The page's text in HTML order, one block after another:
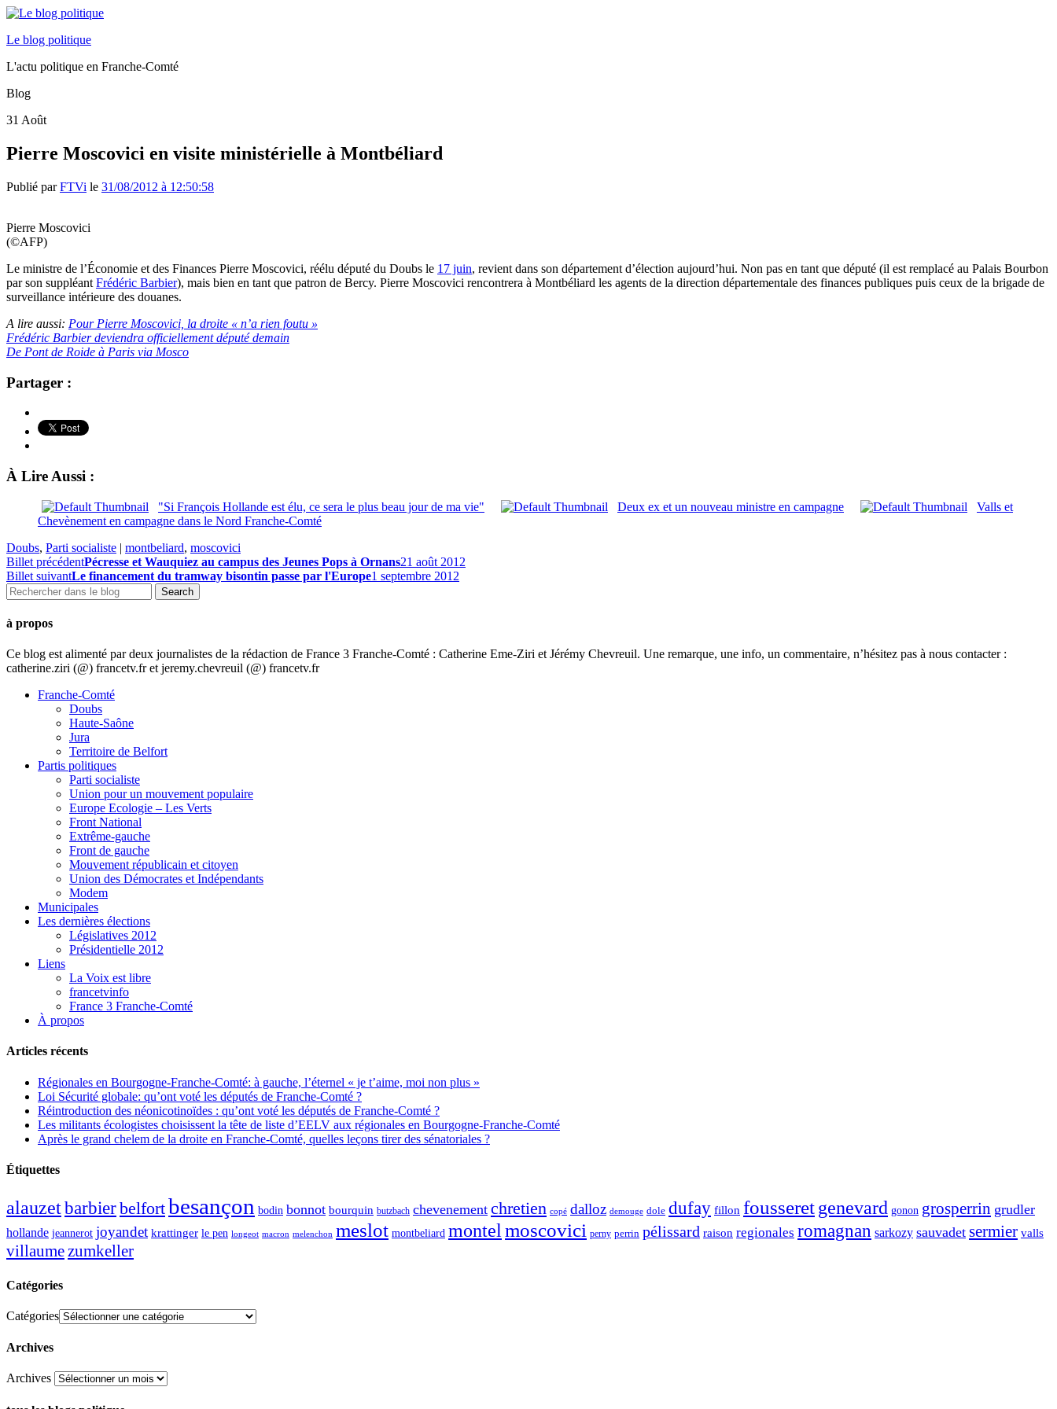
Le blog politique
L'actu politique en Franche-Comté
Blog
31 Août
Pierre Moscovici en visite ministérielle à Montbéliard
Publié parFTVi le 31/08/2012 à 12:50:58
Pierre Moscovici
(©AFP)
Le ministre de l’Économie et des Finances Pierre Moscovici, réélu député du Doubs le 17 juin, revient dans son département d’élection aujourd’hui. Non pas en tant que député (il est remplacé au Palais Bourbon
par son suppléant Frédéric Barbier), mais bien en tant que patron de Bercy. Pierre Moscovici rencontrera à Montbéliard les agents de la direction départementale des finances publiques puis ceux de la brigade de
surveillance intérieure des douanes.
A lire aussi: Pour Pierre Moscovici, la droite « n’a rien foutu »
Frédéric Barbier deviendra officiellement député demain
De Pont de Roide à Paris via Mosco
Partager :
À Lire Aussi :
"Si François Hollande est élu, ce sera le plus beau jour de ma vie" Deux ex et un nouveau ministre en campagne
Valls et
Chevènement en campagne dans le Nord Franche-Comté
Doubs, Parti socialiste | montbeliard, moscovici
Billet précédentPécresse et Wauquiez au campus des Jeunes Pops à Ornans21 août 2012
Billet suivantLe financement du tramway bisontin passe par l'Europe1 septembre 2012
à propos
Ce blog est alimenté par deux journalistes de la rédaction de France 3 Franche-Comté : Catherine Eme-Ziri et Jérémy Chevreuil. Une remarque, une info, un commentaire, n’hésitez pas à nous contacter :
catherine.ziri (@) francetv.fr et jeremy.chevreuil (@) francetv.fr
Franche-Comté
Doubs
Haute-Saône
Jura
Territoire de Belfort
Partis politiques
Parti socialiste
Union pour un mouvement populaire
Europe Ecologie – Les Verts
Front National
Extrême-gauche
Front de gauche
Mouvement républicain et citoyen
Union des Démocrates et Indépendants
Modem
Municipales
Les dernières élections
Législatives 2012
Présidentielle 2012
Liens
La Voix est libre
francetvinfo
France 3 Franche-Comté
À propos
Articles récents
Régionales en Bourgogne-Franche-Comté: à gauche, l’éternel « je t’aime, moi non plus »
Loi Sécurité globale: qu’ont voté les députés de Franche-Comté ?
Réintroduction des néonicotinoïdes : qu’ont voté les députés de Franche-Comté ?
Les militants écologistes choisissent la tête de liste d’EELV aux régionales en Bourgogne-Franche-Comté
Après le grand chelem de la droite en Franche-Comté, quelles leçons tirer des sénatoriales ?
Étiquettes
alauzetbarbierbelfortbesançon bodin bonnot bourquin butzbach chevenement chretien copé dalloz demouge dole dufay fillon fousseretgenevard gonon grosperrin grudler
hollande jeannerot joyandet krattinger le pen longeot macron melenchon meslot montbeliard montelmoscovici perny perrin pélissard raison regionales romagnan sarkozy sauvadet sermier valls
villaumezumkeller
Catégories
Catégories
Archives
Archives